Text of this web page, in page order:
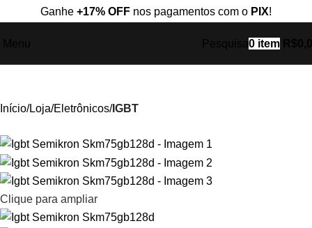
Ganhe +17% OFF nos pagamentos com o PIX!
0 item
Início Loja Eletrônicos IGBT
Clique para ampliar